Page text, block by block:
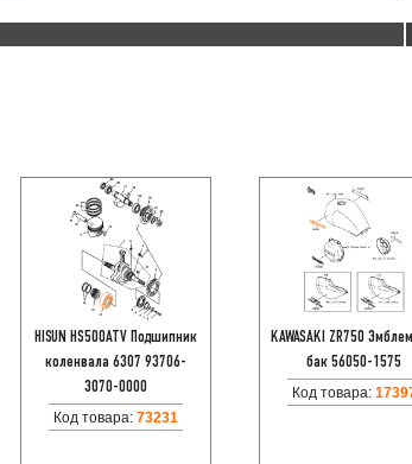
HISUN HS500ATV Подшипник
коленвала 6307 93706-
3070-0000
Код товара:73231
KAWASAKI ZR750
бак 56050-1575
Код товара: